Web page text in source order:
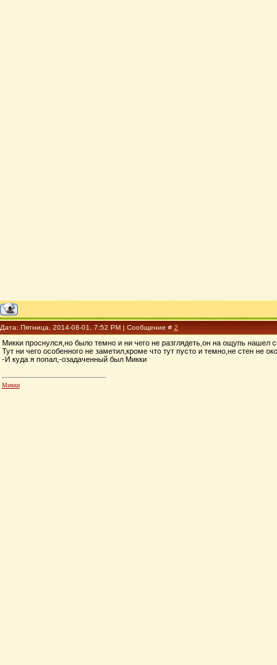
Дата: Пятница, 2014-08-01, 7:52 PM | Сообщение # 2
Микки проснулся,но было темно и ни чего не разглядеть,он на ощупь нашел
Тут ни чего особенного не заметил,кроме что тут пусто и темно,не стен не
-И куда я попал,-озадаченный был Микки
Микки